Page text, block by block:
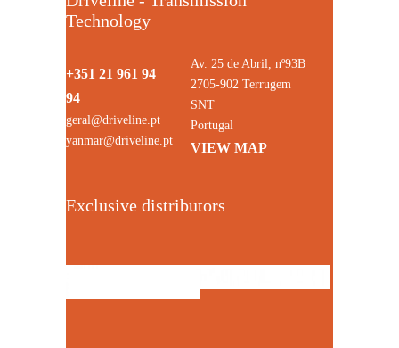
Technology
+351 21 961 94
94
geral@driveline.pt
yanmar@driveline.pt
Av. 25 de Abril, nº93B
2705-902 Terrugem
SNT
Portugal
VIEW MAP
Exclusive distributors